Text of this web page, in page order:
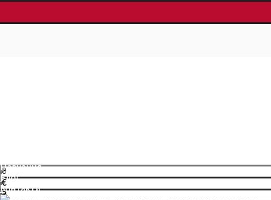
Навчання
Блог
Контакти
₴
€
₴